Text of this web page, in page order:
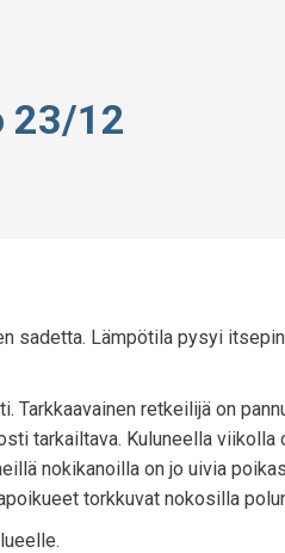
23/12
sadetta. Lämpötila pysyi
Tarkkaavainen retkeilijä on
tarkailtava. Kuluneella viikolla
nokikanoilla on jo uivia
torkkuvat nokosilla